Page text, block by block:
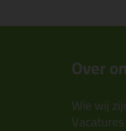
Over
Wie wij